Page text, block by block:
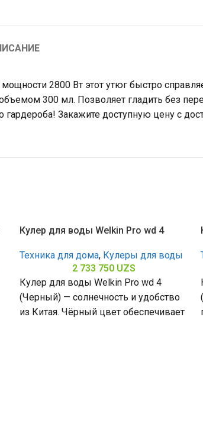
2800 Вт этот утюг быстро
300 мл. Позволяет гладить без
Закажите доступную цену с
Кулер для воды Welkin Pro wd 4
Техника для дома, Кулеры для воды
2 733 750 UZS
Кулер для воды Welkin Pro wd 4
(Черный) — солнечность и удобство
из Китая. Чёрный цвет обеспечивает